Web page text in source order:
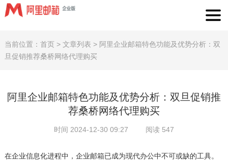
当前位置： 首页> 文章列表 > 阿里企业邮箱特色功能及优势分析：双
旦促销推荐桑桥网络代理购买
阿里企业邮箱特色功能及优势分析：双旦促销推
荐桑桥网络代理购买
时间 2024-12-30 09:27 阅读 547
在企业信息化进程中，企业邮箱已成为现代办公中不可或缺的工具。